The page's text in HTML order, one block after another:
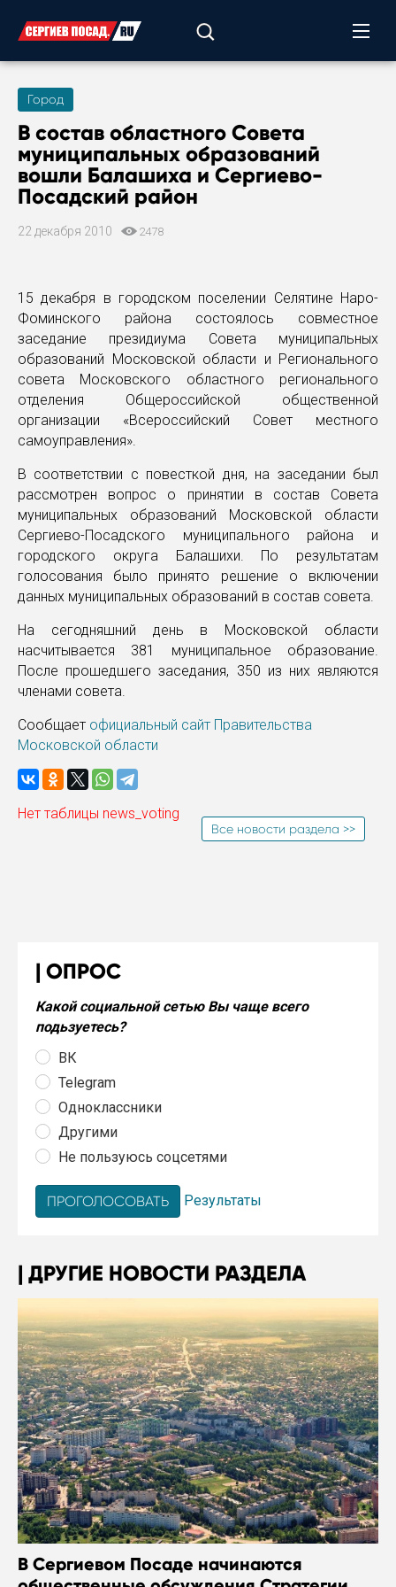
Город
В состав областного Совета
муниципальных образований
вошли Балашиха и Сергиево-
Посадский район
22 декабря 2010 2478
15 декабря в городском поселении Селятине Наро-
Фоминского района состоялось совместное
заседание президиума Совета муниципальных
образований Московской области и Регионального
совета Московского областного регионального
отделения Общероссийской общественной
организации «Всероссийский Совет местного
самоуправления».
В соответствии с повесткой дня, на заседании был
рассмотрен вопрос о принятии в состав Совета
муниципальных образований Московской области
Сергиево-Посадского муниципального района и
городского округа Балашихи. По результатам
голосования было принято решение о включении
данных муниципальных образований в состав совета.
На сегодняшний день в Московской области
насчитывается 381 муниципальное образование.
После прошедшего заседания, 350 из них являются
членами совета.
Сообщает официальный сайт Правительства
Московской области
Нет таблицы news_voting
Все новости раздела >>
ОПРОС
Какой социальной сетью Вы чаще всего
подьзуетесь?
ВК
Telegram
Одноклассники
Другими
Не пользуюсь соцсетями
Результаты
ДРУГИЕ НОВОСТИ РАЗДЕЛА
В Сергиевом Посаде начинаются